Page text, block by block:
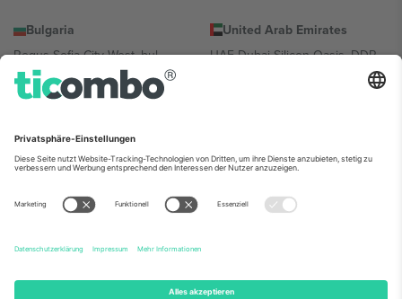
Bulgaria
Regus Sofia City West, bul
Totleben 53-55, 1606 Sofia,
Bulgaria
United Arab Emirates
UAE Dubai Silicon Oasis, DDP
Building A1, Office 302, Dubai,
Mexico
Av Chapultepec 360, Roma
Norte, Cuauhtémoc, 06700
Ciudad de México, CDMX,
Mexico
Die juristische Person des Plattformanbieters kann je nach
Informationen finden Sie auf der jeweiligen Veranstaltungsseite, im